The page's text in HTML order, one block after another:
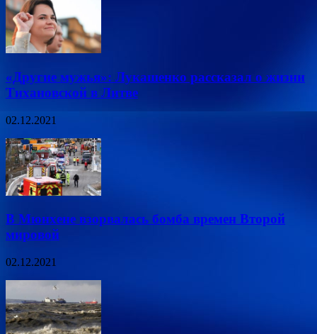
«Другие мужья»: Лукашенко рассказал о жизни
Тихановской в Литве
02.12.2021
В Мюнхене взорвалась бомба времен Второй
мировой
02.12.2021